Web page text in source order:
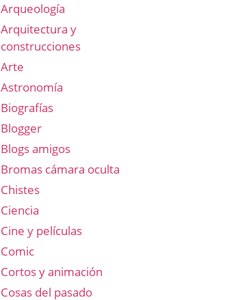
Arqueología
Arquitectura y
construcciones
Arte
Astronomía
Biografías
Blogger
Blogs amigos
Bromas cámara oculta
Chistes
Ciencia
Cine y películas
Comic
Cortos y animación
Cosas del pasado